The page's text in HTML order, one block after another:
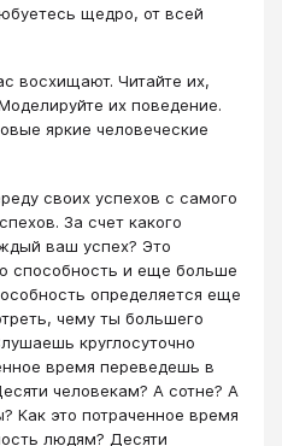
щедро, от всей
восхищают. Читайте их,
их поведение.
яркие человеческие
своих успехов с самого
За счет какого
ваш успех? Это
способность и еще больше
определяется еще
чему ты большего
круглосуточно
время переведешь в
человекам? А сотне? А
Как это потраченное время
людям? Десяти